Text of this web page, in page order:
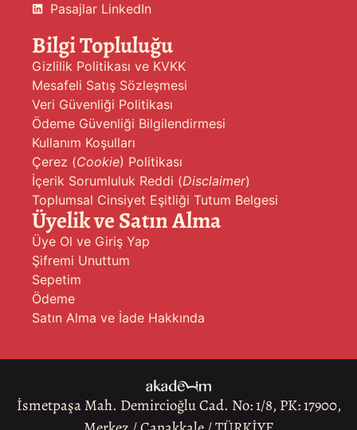
Pasajlar LinkedIn
Bilgi Topluluğu
Gizlilik Politikası ve KVKK
Mesafeli Satış Sözleşmesi
Veri Güvenliği Politikası
Ödeme Güvenliği Bilgilendirmesi
Kullanım Koşulları
Çerez (Cookie) Politikası
İçerik Sorumluluk Reddi (Disclaimer)
Toplumsal Cinsiyet Eşitliği Tutum Belgesi
Üyelik ve Satın Alma
Üye Ol ve Giriş Yap
Şifremi Unuttum
Sepetim
Ödeme
Satın Alma ve İade Hakkında
İsmetpaşa Mah. Demircioğlu Cad. No: 1/8, PK: 17900,